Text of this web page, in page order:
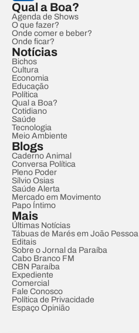
Qual a Boa?
Agenda de Shows
O que fazer?
Onde comer e beber?
Onde ficar?
Notícias
Bichos
Cultura
Economia
Educação
Política
Qual a Boa?
Cotidiano
Saúde
Tecnologia
Meio Ambiente
Blogs
Caderno Animal
Conversa Política
Pleno Poder
Sílvio Osias
Saúde Alerta
Mercado em Movimento
Papo Íntimo
Mais
Últimas Notícias
Tábuas de Marés em João Pessoa
Editais
Sobre o Jornal da Paraíba
Cabo Branco FM
CBN Paraíba
Expediente
Comercial
Fale Conosco
Política de Privacidade
Espaço Opinião